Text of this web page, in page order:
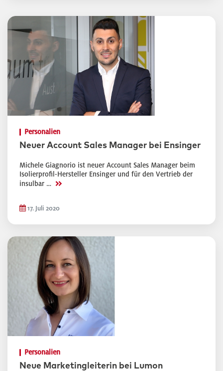
Personalien
Neuer Account Sales Manager bei Ensinger
Michele Giagnorio ist neuer Account Sales Manager beim
Isolierprofil-Hersteller Ensinger und für den Vertrieb der
insulbar … >>
17. Juli 2020
Personalien
Neue Marketingleiterin bei Lumon